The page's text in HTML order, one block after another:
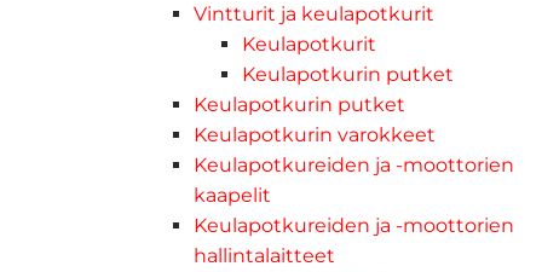
Vintturit ja keulapotkurit
Keulapotkurit
Keulapotkurin putket
Keulapotkurin putket
Keulapotkurin varokkeet
Keulapotkureiden ja -moottorien
kaapelit
Keulapotkureiden ja -moottorien
hallintalaitteet